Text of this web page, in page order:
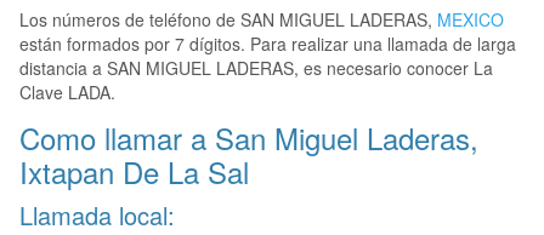
Los números de teléfono de SAN MIGUEL LADERAS, MEXICO
están formados por 7 dígitos. Para realizar una llamada de larga
distancia a SAN MIGUEL LADERAS, es necesario conocer La
Clave LADA.
Como llamar a San Miguel Laderas,
Ixtapan De La Sal
Llamada local: